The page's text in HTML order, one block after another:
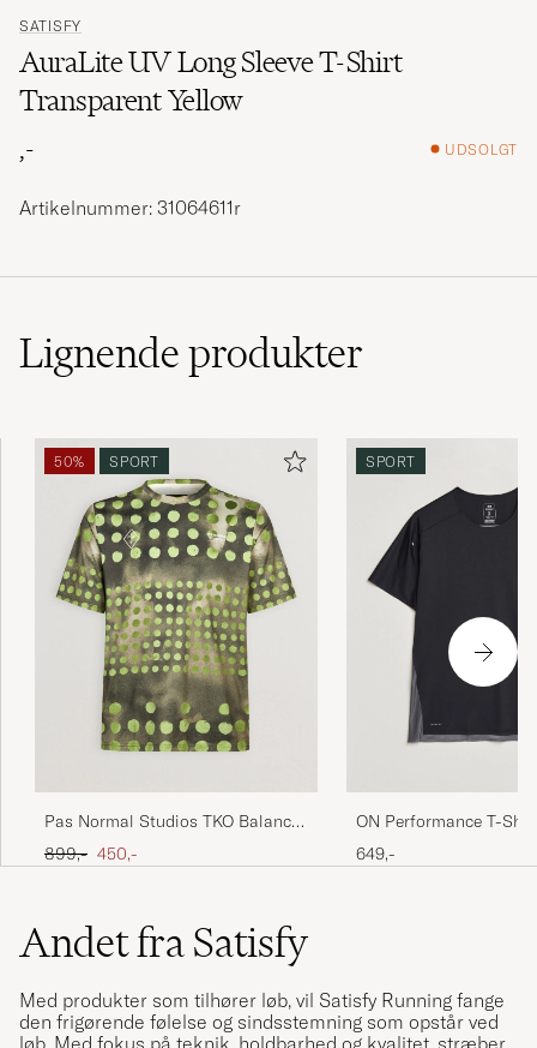
SATISFY
AuraLite UV Long Sleeve T-Shirt
Transparent Yellow
,-
UDSOLGT
Artikelnummer: 31064611r
Lignendeprodukter
50% SPORT
Pas Normal Studios TKO Balance
T-Shirt Moss Green
Ordinary pris
899,- Nedsat pris
450,-
SPORT
ON Performance T-
649,-
Andet fra Satisfy
Med produkter som tilhører løb, vil Satisfy Running fange
den frigørende følelse og sindsstemning som opstår ved